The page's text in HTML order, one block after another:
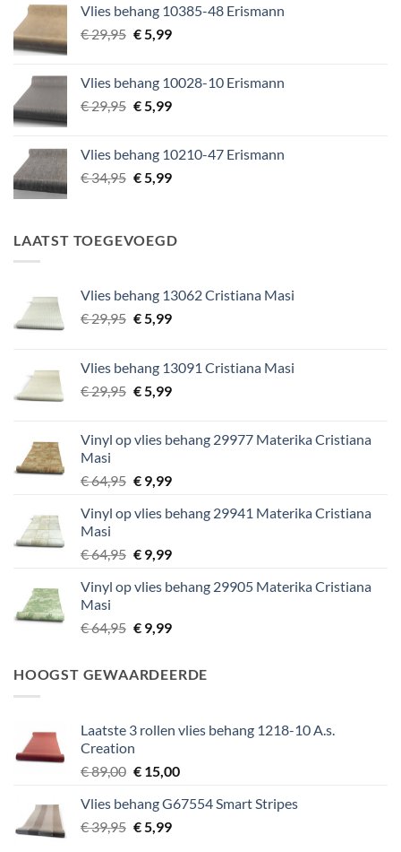
€ 49,95.€ 5,99.
Vlies behang 10385-48 Erismann
€29,95 Oorspronkelijke
€ 29,95.
€5,99Huidige
€ 5,99.
Vlies behang 10028-10 Erismann
€29,95 Oorspronkelijke
€ 29,95.
€5,99Huidige
€ 5,99.
Vlies behang 10210-47 Erismann
€34,95 Oorspronkelijke
€ 34,95.
€5,99Huidige
€ 5,99.
LAATST TOEGEVOEGD
Vlies behang 13062 Cristiana Masi
€29,95 Oorspronkelijke
€ 29,95.
€5,99Huidige
€ 5,99.
Vlies behang 13091 Cristiana Masi
€29,95 Oorspronkelijke
€ 29,95.
€5,99Huidige
€ 5,99.
Vinyl op vlies behang 29977 Materika Cristiana
Masi
€64,95 Oorspronkelijke
was:
€9,99Huidige
is:
Vinyl op vlies behang 29941 Materika Cristiana
Masi
€64,95 Oorspronkelijke
was:
€9,99Huidige
is:
Vinyl op vlies behang 29905 Materika Cristiana
Masi
€64,95 Oorspronkelijke
€ 64,95.
€9,99Huidige
€ 9,99.
HOOGST GEWAARDEERDE
Laatste 3 rollen vlies behang 1218-10 A.s.
Creation
€89,00 Oorspronkelijke
was:
€ 89,00.
€15,00Huidige
is:
Vlies behang G67554 Smart Stripes
€39,95 Oorspronkelijke
€5,99Huidige